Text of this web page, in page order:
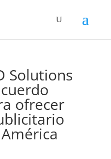
Solutions
ofrecer